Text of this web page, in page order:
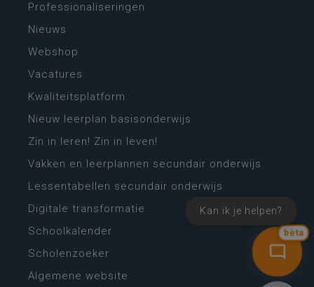
bèta
Kan ik je helpen?
Professionaliseringen
Nieuws
Webshop
Vacatures
Kwaliteitsplatform
Nieuw leerplan basisonderwijs
Zin in leren! Zin in leven!
Vakken en leerplannen secundair onderwijs
Lessentabellen secundair onderwijs
Digitale transformatie
Schoolkalender
Scholenzoeker
Algemene website